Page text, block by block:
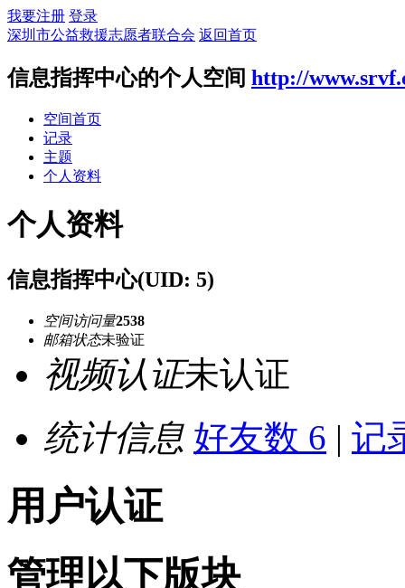
我要注册 登录
深圳市公益救援志愿者联合会 返回首页
信息指挥中心的个人空间 http://
空间首页
记录
主题
个人资料
个人资料
信息指挥中心(UID: 5)
空间访问量2538
邮箱状态未验证
视频认证未认证
统计信息 好友数 6 | 记
用户认证
管理以下版块